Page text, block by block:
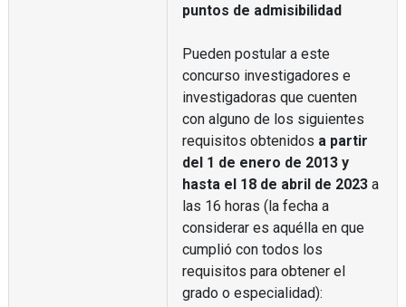
puntos de admisibilidad
Pueden postular a este
concurso investigadores e
investigadoras que cuenten
con alguno de los siguientes
requisitos obtenidos a partir
del 1 de enero de 2013 y
hasta el 18 de abril de 2023a
las 16 horas (la fecha a
considerar es aquélla en que
cumplió con todos los
requisitos para obtener el
grado o especialidad):